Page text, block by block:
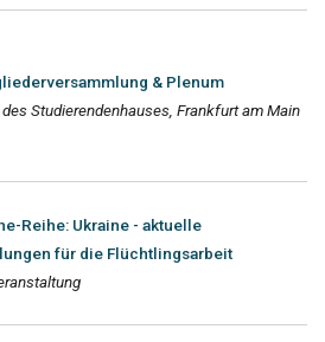
& Plenum
Studierendenhauses, Frankfurt am Main
Reihe: Ukraine - aktuelle
für die Flüchtlingsarbeit